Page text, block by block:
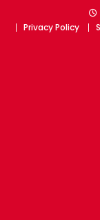
Privacy Policy